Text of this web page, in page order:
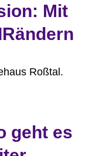
Mit
Roßtal.
geht es